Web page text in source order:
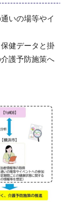
いの場等やイ
健データと掛
護予防施策へ